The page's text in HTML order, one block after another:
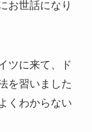
お世話になり
ツに来て、ド
を習いました
くわからない